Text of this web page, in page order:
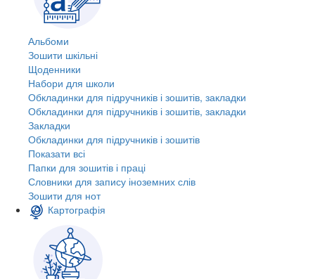
Альбоми
Зошити шкільні
Щоденники
Набори для школи
Обкладинки для підручників і зошитів, закладки
Обкладинки для підручників і зошитів, закладки
Закладки
Обкладинки для підручників і зошитів
Показати всі
Папки для зошитів і праці
Словники для запису іноземних слів
Зошити для нот
Картографія